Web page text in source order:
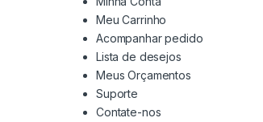
Meu Carrinho
Acompanhar pedido
Lista de desejos
Meus Orçamentos
Suporte
Contate-nos